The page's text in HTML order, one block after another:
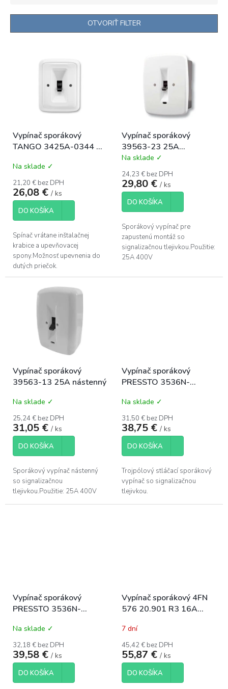
i
o
v
OTVORIŤ FILTER
d
u
t
o
v
Vypínač sporákový
TANGO 3425A-0344 B
Na sklade ✓
21,20 € bez DPH
26,08 € / ks
DO KOŠÍKA
Spínač vrátane inštalačnej
krabice a upevňovacej
spony.Možnosť upevnenia do
dutých priečok.
Vypínač sporákový
39563-23 25A
zapustený
Priemerné
hodnotenie
produktu
je
5,0
hviezdičiek.
Na sklade ✓
24,23 € bez DPH
29,80 € / ks
DO KOŠÍKA
Sporákový vypínač pre
zapustenú montáž so
signalizačnou tlejivkou.Použitie:
25A 400V
Vypínač sporákový
39563-13 25A nástenný
Na sklade ✓
25,24 € bez DPH
31,05 € / ks
DO KOŠÍKA
Sporákový vypínač nástenný
so signalizačnou
tlejivkou.Použitie: 25A 400V
Vypínač sporákový
PRESSTO 3536N-
biely nástenný
Na sklade ✓
31,50 € bez DPH
38,75 € / ks
DO KOŠÍKA
Trojpólový stláčací sporákový
vypínač so signalizačnou
tlejivkou.
Vypínač sporákový
PRESSTO 3536N-
biely zapustený
Na sklade ✓
32,18 € bez DPH
39,58 € / ks
DO KOŠÍKA
Vypínač sporákový 4FN
576 20.901 R3 16A
7 dní
45,42 € bez DPH
55,87 € / ks
DO KOŠÍKA